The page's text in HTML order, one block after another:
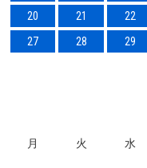
20
21 22
27
28 29
月 火 水